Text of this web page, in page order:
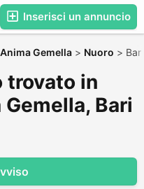
Inserisci un annuncio
Gemella > Nuoro >
trovato in
Bari